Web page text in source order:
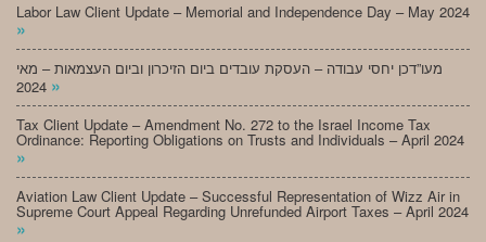
Labor Law Client Update – Memorial and Independence Day – May 2024
»
מעו”דכן יחסי עבודה – העסקת עובדים ביום הזיכרון וביום העצמאות – מאי
»
Tax Client Update – Amendment No. 272 to the Israel Income Tax
Ordinance: Reporting Obligations on Trusts and Individuals – April 2024
»
Aviation Law Client Update – Successful Representation of Wizz Air in
Supreme Court Appeal Regarding Unrefunded Airport Taxes – April 2024
»